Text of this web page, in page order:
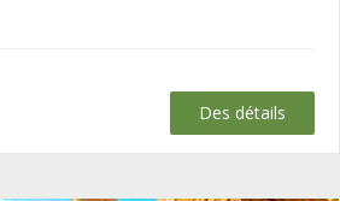
Des détails